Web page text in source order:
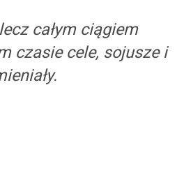
całym ciągiem
czasie cele, sojusze i